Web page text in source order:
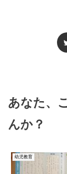
あなた、
んか？
幼児教育